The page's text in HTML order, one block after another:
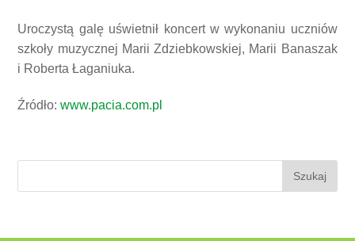
Uroczystą galę uświetnił koncert w wykonaniu uczniów
szkoły muzycznej Marii Zdziebkowskiej, Marii Banaszak
i Roberta Łaganiuka.
Źródło:www.pacia.com.pl